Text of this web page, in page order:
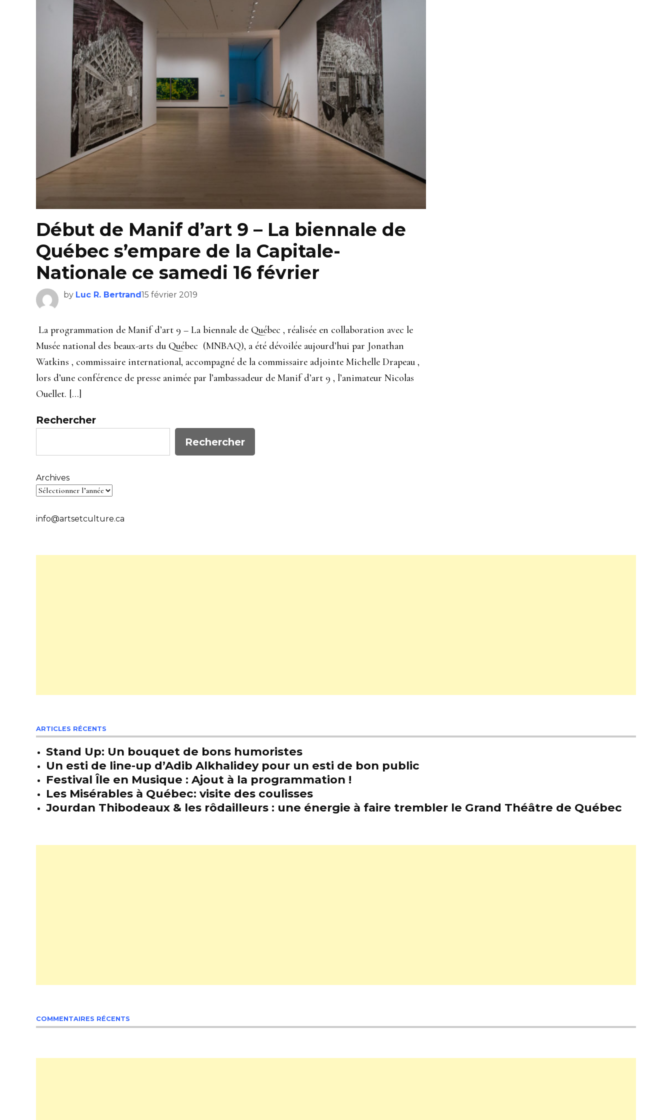
Début de Manif d’art 9 – La biennale de
Québec s’empare de la Capitale-
Nationale ce samedi 16 février
by Luc R. Bertrand 15 février 2019
La programmation de Manif d’art 9 – La biennale de Québec , réalisée en collaboration avec le
Musée national des beaux-arts du Québec (MNBAQ), a été dévoilée aujourd’hui par Jonathan
Watkins , commissaire international, accompagné de la commissaire adjointe Michelle Drapeau ,
lors d’une conférence de presse animée par l’ambassadeur de Manif d’art 9 , l’animateur Nicolas
Ouellet. […]
Rechercher
Rechercher
Archives
info@artsetculture.ca
ARTICLES RÉCENTS
Stand Up: Un bouquet de bons humoristes
Un esti de line-up d’Adib Alkhalidey pour un esti de bon public
Festival Île en Musique : Ajout à la programmation !
Les Misérables à Québec: visite des coulisses
Jourdan Thibodeaux & les rôdailleurs : une énergie à faire trembler le Grand Théâtre de Québec
COMMENTAIRES RÉCENTS